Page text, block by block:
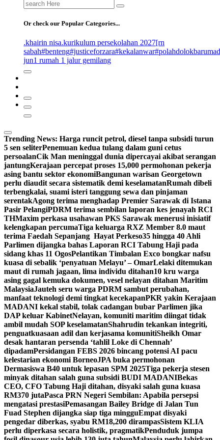
Search
for:
Or check our Popular Categories...
.khairin nisa.kurikulum persekolahan 2027[rn
sabah#benteng#justiceforzara#kekalanwar
jun1 rumah 1 jalur gemilang
Trending News: Harga runcit petrol, diesel tanpa subsidi turun
5 sen seliterPenemuan kedua tulang dalam guni cetus
persoalanCik Man meninggal dunia dipercayai akibat serangan
jantungKerajaan percepat proses 15,000 permohonan pekerja
asing bantu sektor ekonomiBangunan warisan Georgetown
perlu diaudit secara sistematik demi keselamatanRumah dibeli
terbengkalai, suami isteri tanggung sewa dan pinjaman
serentakAgong terima menghadap Premier Sarawak di Istana
Pasir PelangiPDRM terima sembilan laporan kes jenayah RCI
THMaxim perkasa usahawan PKS Sarawak menerusi inisiatif
kelengkapan percumaTiga keluarga RXZ Member 8.0 maut
terima Faedah Sepanjang Hayat Perkeso35 hingga 40 Ahli
Parlimen dijangka bahas Laporan RCI Tabung Haji pada
sidang khas 11 OgosPelantikan Timbalan Exco bongkar nafsu
kuasa di sebalik ‘penyatuan Melayu’ – OmarLelaki ditemukan
maut di rumah jagaan, lima individu ditahan10 kru warga
asing gagal kemuka dokumen, vesel nelayan ditahan Maritim
MalaysiaJauteh seru warga PDRM sambut perubahan,
manfaat teknologi demi tingkat kecekapanPKR yakin Kerajaan
MADANI kekal stabil, tolak cadangan bubar Parlimen jika
DAP keluar KabinetNelayan, komuniti maritim diingat tidak
ambil mudah SOP keselamatanShahrudin tekankan integriti,
penguatkuasaan adil dan kerjasama komunitiSheikh Omar
desak hantaran persenda ‘tahlil Loke di Chennah’
dipadamPersidangan FEBS 2026 bincang potensi AI pacu
kelestarian ekonomi BorneoJPA buka permohonan
Dermasiswa B40 untuk lepasan SPM 2025Tiga pekerja stesen
minyak ditahan salah guna subsidi BUDI MADANIBekas
CEO, CFO Tabung Haji ditahan, disyaki salah guna kuasa
RM370 jutaPasca PRN Negeri Sembilan: Apabila persepsi
mengatasi prestasiPemasangan Bailey Bridge di Jalan Tun
Fuad Stephen dijangka siap tiga mingguEmpat disyaki
pengedar diberkas, syabu RM18,200 dirampasSistem KLIA
perlu diperkasa secara holistik, pragmatikPenduduk jumpa